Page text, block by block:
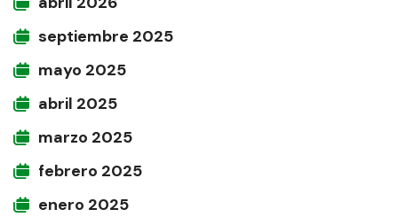
septiembre 2025
mayo 2025
abril 2025
marzo 2025
febrero 2025
enero 2025